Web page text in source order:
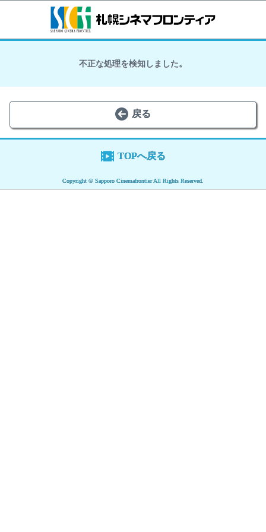
不正な処理を検知しました。
戻る
TOPへ戻る
Copyright © Sapporo Cinemafrontier All Rights Reserved.